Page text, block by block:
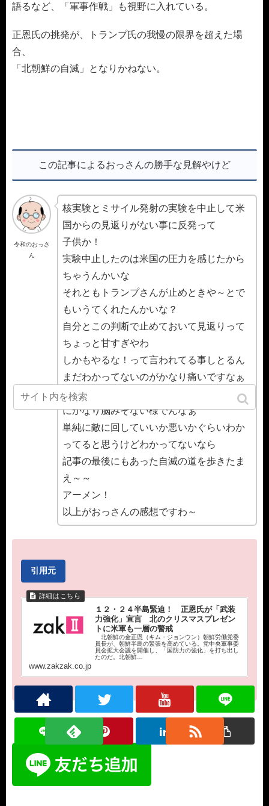
語るなど、「軍事作戦」も視野に入れている。
正恩氏の挑発が、トランプ氏の我慢の限界を超えた場
合、
「北朝鮮の自滅」となりかねない。
この記事によるおっさんの勝手な見解やけど
令和のおっさ
ん
核実験とミサイル発射の実験を中止して米
国からの見返りがない事に反発って
子供か！
実験中止したのは米国の圧力を感じたから
ちゃうんかいな
それともトランプさんが止めときや～とで
もいうてくれたんかいな？
自分とこの判断で止めておいて見返りって
ちょっと甘すぎやわ
しかもやるな！って言われてる事しとるん
まだわかってないのがかなり痛いですなぁ
お隣さんもお隣さんの北も同じ半島なだけ
にかなり脳みそない様でんなぁ
単純に敵に回していいか悪いかぐらいわか
ってると思うけどわかってないなら
記事の最後にもあった自滅の道を歩きたま
え～～
アーメン！
以上がおっさんの感想ですわ～
引用元
１２・２４半島緊迫！ 正恩氏が「武装
力強化」宣言 北のクリスマスプレゼン
トに米軍も一層の警戒
北朝鮮の金正恩（キム・ジョンウン）朝鮮労働党委
員長が、朝鮮半島の緊張を高めている。党中央軍事委
員会拡大会議を開催し、「国防力の強化」を打ち出し
たのだ。北朝鮮…
www.zakzak.co.jp